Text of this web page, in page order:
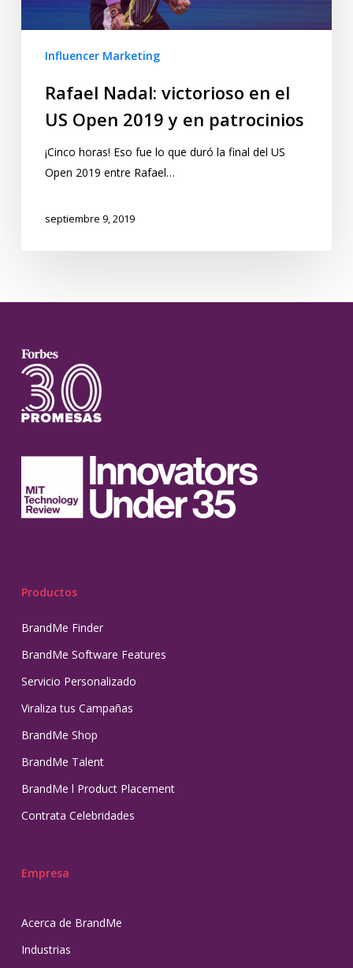
Influencer Marketing
Rafael Nadal: victorioso en el
US Open 2019 y en patrocinios
¡Cinco horas! Eso fue lo que duró la final del US
Open 2019 entre Rafael…
septiembre 9, 2019
Productos
BrandMe Finder
BrandMe Software Features
Servicio Personalizado
Viraliza tus Campañas
BrandMe Shop
BrandMe Talent
BrandMe l Product Placement
Contrata Celebridades
Empresa
Acerca de BrandMe
Industrias